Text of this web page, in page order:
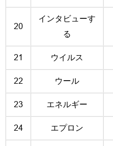
20
インタビューす
る
21 ウイルス
22 ウール
23 エネルギー
24 エプロン